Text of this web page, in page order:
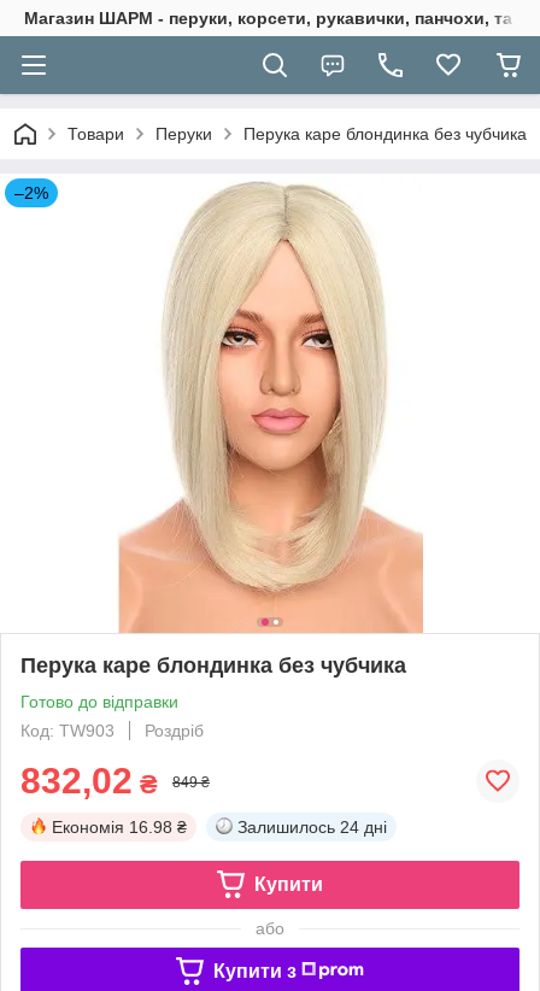
Магазин ШАРМ - перуки, корсети, рукавички, панчохи, та
Товари Перуки Перука каре блондинка без чубчика
–2%
Перука каре блондинка без чубчика
Готово до відправки
Код: TW903
Роздріб
832,02 ₴ 849 ₴
Економія 16.98 ₴ Залишилось 24 дні
Купити
або
Купити з